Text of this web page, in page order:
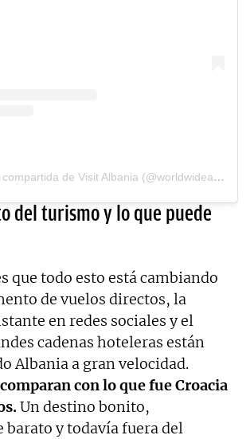
Una publicación compartida de Visit Albania (@worldwidealbania)
del turismo y lo que puede
que todo esto está cambiando
de vuelos directos, la
en redes sociales y el
cadenas hoteleras están
Albania a gran velocidad.
con lo que fue Croacia
Un destino bonito,
y todavía fuera del